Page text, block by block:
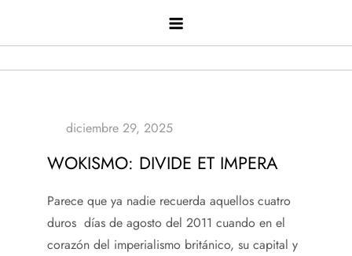
WOKISMO: DIVIDE ET IMPERA
Parece que ya nadie recuerda aquellos cuatro
duros días de agosto del 2011 cuando en el
corazón del imperialismo británico, su capital y